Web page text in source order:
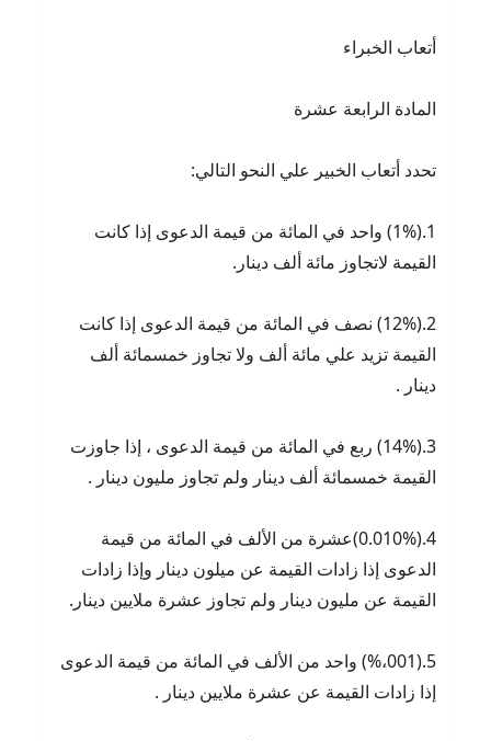
أتعاب الخبراء
المادة الرابعة عشرة
تحدد أتعاب الخبير علي النحو التالي:
1.(1%) واحد في المائة من قيمة الدعوى إذا كانت
القيمة لاتجاوز مائة ألف دينار.
2.(12%) نصف في المائة من قيمة الدعوى إذا كانت
القيمة تزيد علي مائة ألف ولا تجاوز خمسمائة ألف
دينار .
3.(14%) ربع في المائة من قيمة الدعوى ، إذا جاوزت
القيمة خمسمائة ألف دينار ولم تجاوز مليون دينار .
4.(0.010%)عشرة من الألف في المائة من قيمة
الدعوى إذا زادات القيمة عن ميلون دينار وإذا زادات
القيمة عن مليون دينار ولم تجاوز عشرة ملايين دينار.
5.(001،%) واحد من الألف في المائة من قيمة الدعوى
إذا زادات القيمة عن عشرة ملايين دينار .